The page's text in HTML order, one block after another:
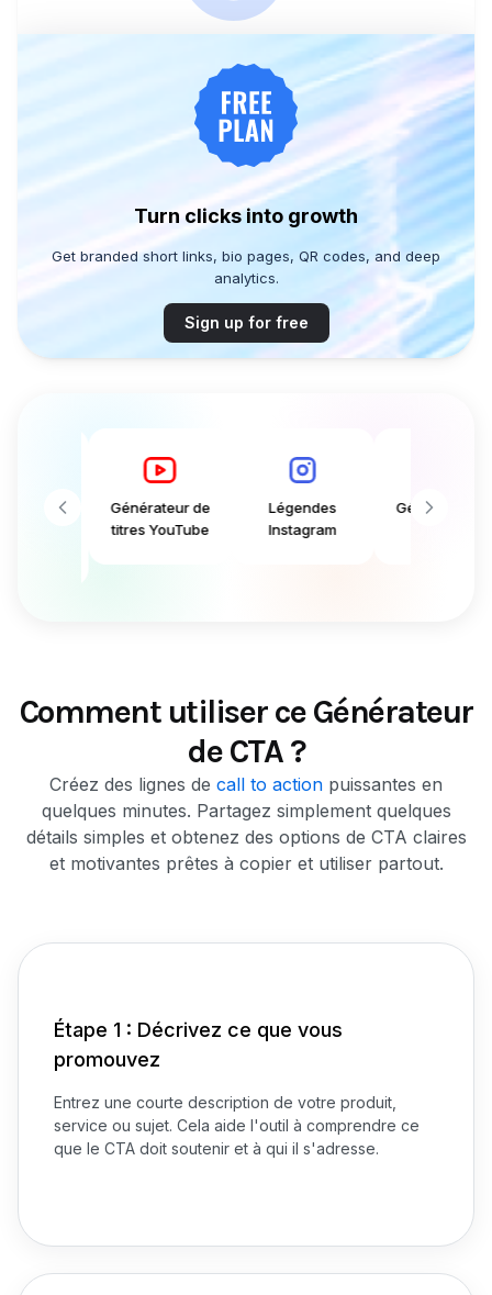
Turn clicks into growth
Get branded short links, bio pages, QR codes, and deep
analytics.
Sign up for free
Générateur de
titres YouTube
Légendes
Instagram
Générateur de
Comment utiliser ce Générateur
de CTA ?
Créez des lignes de call to action puissantes en
quelques minutes. Partagez simplement quelques
détails simples et obtenez des options de CTA claires
et motivantes prêtes à copier et utiliser partout.
Étape 1 : Décrivez ce que vous
promouvez
Entrez une courte description de votre produit,
service ou sujet. Cela aide l'outil à comprendre ce
que le CTA doit soutenir et à qui il s'adresse.